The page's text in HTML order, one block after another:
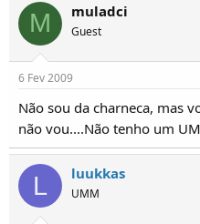
M muladci
Guest
6 Fev 2009
Não sou da charneca, mas
não vou....Não tenho um
L luukkas
UMM